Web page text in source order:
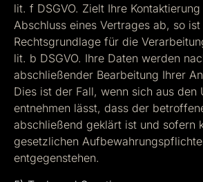
lit. f DSGVO. Zielt Ihre
Abschluss eines Vertrages ab, so
Rechtsgrundlage für die
lit. b DSGVO. Ihre Daten werden
abschließender Bearbeitung Ihrer
Dies ist der Fall, wenn sich aus den
entnehmen lässt, dass der
abschließend geklärt ist und sofern
gesetzlichen
entgegenstehen.